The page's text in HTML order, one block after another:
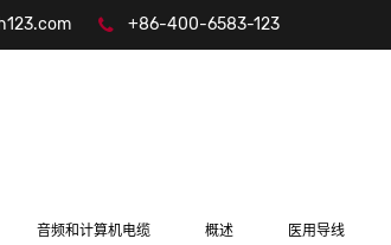
+86-400-6583-123
音频和计算机电缆 概述 医用导线